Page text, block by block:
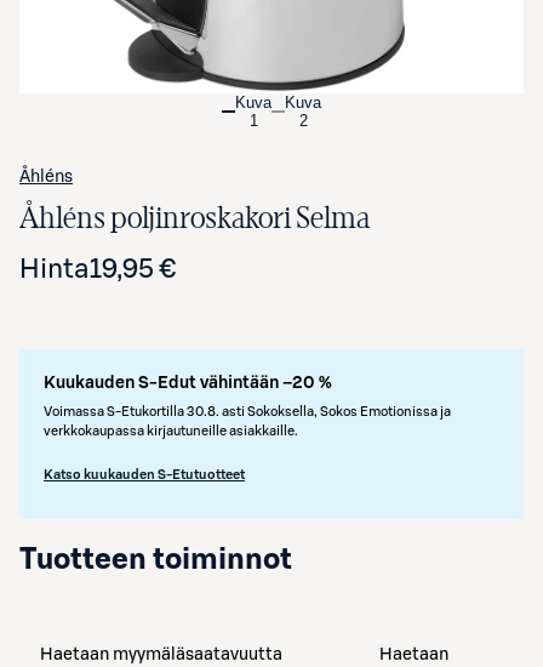
Kuva
1
Kuva
2
Åhléns
Åhléns poljinroskakori Selma
Hinta19,95 €
Kuukauden S-Edut vähintään –20 %
Voimassa S-Etukortilla 30.8. asti Sokoksella, Sokos Emotionissa ja
verkkokaupassa kirjautuneille asiakkaille.
Katso kuukauden S-Etutuotteet
Tuotteen toiminnot
Haetaan myymäläsaatavuutta
Haetaan